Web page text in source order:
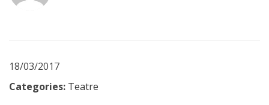
18/03/2017
Categories: Teatre